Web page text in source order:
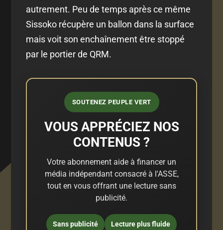
autrement. Peu de temps après ce même
Sissoko récupère un ballon dans la surface
mais voit son enchaînement être stoppé
par le portier de QRM.
SOUTENEZ PEUPLE VERT
VOUS APPRÉCIEZ NOS
CONTENUS ?
Votre abonnement aide à financer un
média indépendant consacré à l'ASSE,
tout en vous offrant une lecture sans
publicité.
Sans publicité Lecture plus fluide